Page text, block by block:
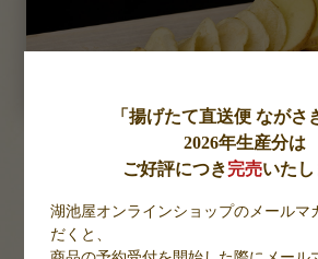
じゃがいも本来
揚げたてのポテトチッ
油っこさがなく、
「揚げたて直送便 ながさ
2026年生産分は
ご好評につき完売いた
湖池屋オンラインショップのメールマ
だくと、